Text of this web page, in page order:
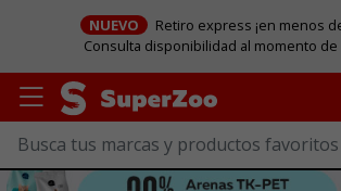
NUEVO
Retiro express ¡en menos
Consulta disponibilidad al momento de